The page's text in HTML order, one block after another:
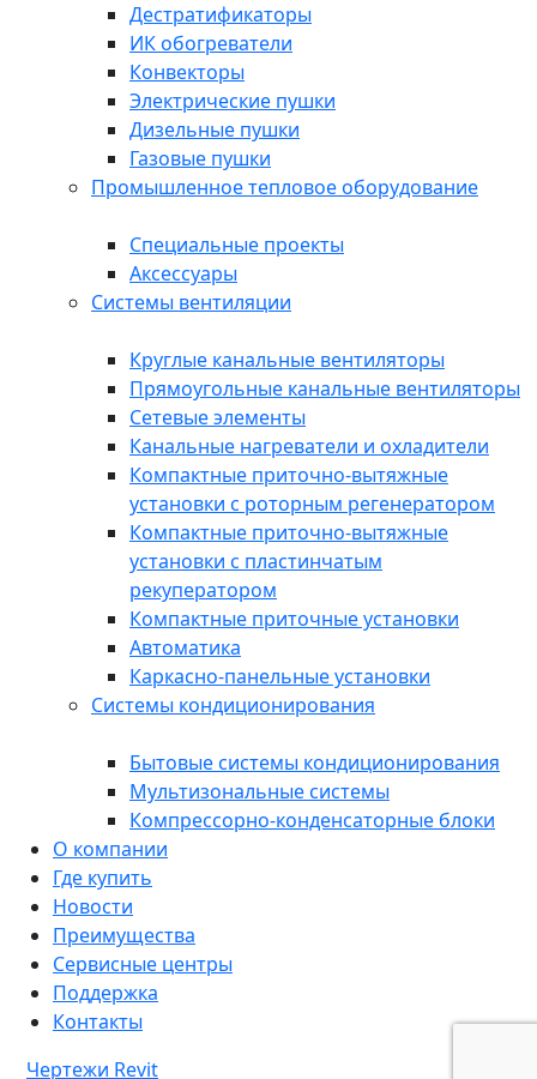
Дестратификаторы
ИК обогреватели
Конвекторы
Электрические пушки
Дизельные пушки
Газовые пушки
Промышленное тепловое оборудование
Специальные проекты
Аксессуары
Системы вентиляции
Круглые канальные вентиляторы
Прямоугольные канальные вентиляторы
Сетевые элементы
Канальные нагреватели и охладители
Компактные приточно-вытяжные
установки с роторным регенератором
Компактные приточно-вытяжные
установки с пластинчатым
рекуператором
Компактные приточные установки
Автоматика
Каркасно-панельные установки
Системы кондиционирования
Бытовые системы кондиционирования
Мультизональные системы
Компрессорно-конденсаторные блоки
О компании
Где купить
Новости
Преимущества
Сервисные центры
Поддержка
Контакты
Чертежи Revit